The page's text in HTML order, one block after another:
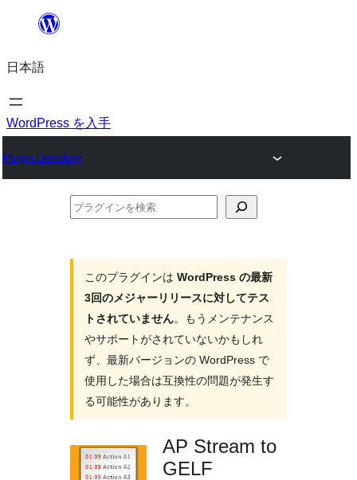
を
ス
キ
プ
日本語
WordPress を入手
Plugin Directory
プ
このプラグインは WordPress の最新
3回のメジャーリリースに対してテス
トされていません。もうメンテナンス
やサポートがされていないかもしれ
ず、最新バージョンの WordPress で
使用した場合は互換性の問題が発生す
る可能性があります。
AP Stream to
GELF